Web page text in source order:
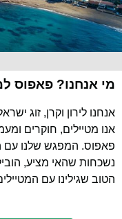
מי אנחנו? פאפוס
אנחנו לירון וקרן, זוג
אנו מטיילים, חוקרים
פאפוס. המפגש שלנו עם
נשכחות שהאי מציע,
הטוב שגילינו עם